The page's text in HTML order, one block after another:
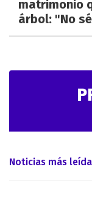
matrimonio
árbol: "No
Noticias más